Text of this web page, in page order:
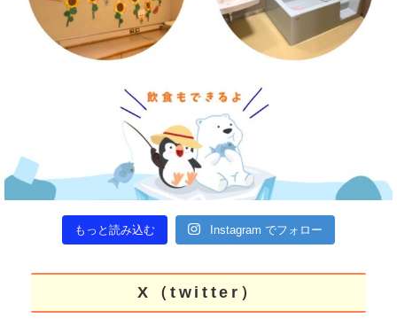
もっと読み込む Instagram でフォロー
X（twitter）